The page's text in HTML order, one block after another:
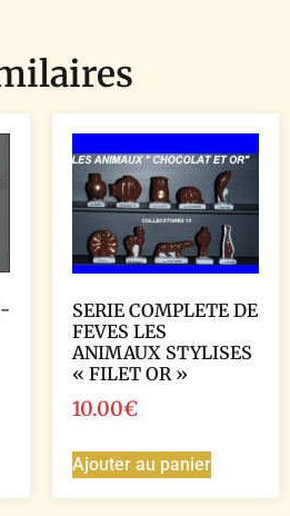
SERIE COMPLETE DE
FEVES LES
ANIMAUX STYLISES
« FILET OR »
10.00€
Ajouter au panier